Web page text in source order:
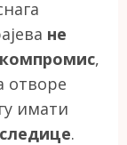
не
компромис,
отворе
имати
.